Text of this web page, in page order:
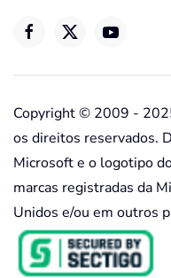
Copyright © 2009 -
os direitos reservados.
Microsoft e o logotipo
marcas registradas da
Unidos e/ou em outros